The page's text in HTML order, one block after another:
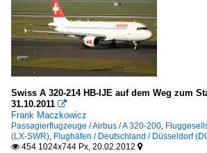
Swiss A 320-214 HB-IJE auf dem Weg zum
31.10.2011 
Frank Maczkowicz
Passagierflugzeuge / Airbus / A 320-200,
(LX-SWR), Flughäfen / Deutschland / Düsseldorf
 454 1024x744 Px, 20.02.2012 